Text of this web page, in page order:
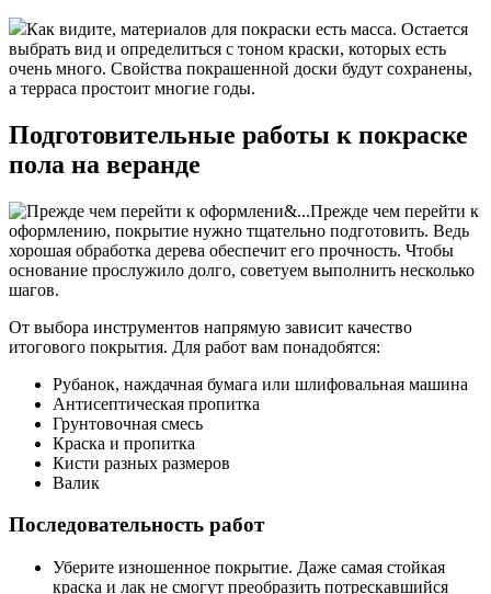
Как видите, материалов для покраски есть масса. Остается
выбрать вид и определиться с тоном краски, которых есть
очень много. Свойства покрашенной доски будут сохранены,
а терраса простоит многие годы.
Подготовительные работы к покраске
пола на веранде
Прежде чем перейти к
оформлению, покрытие нужно тщательно подготовить. Ведь
хорошая обработка дерева обеспечит его прочность. Чтобы
основание прослужило долго, советуем выполнить несколько
шагов.
От выбора инструментов напрямую зависит качество
итогового покрытия. Для работ вам понадобятся:
Рубанок, наждачная бумага или шлифовальная машина
Антисептическая пропитка
Грунтовочная смесь
Краска и пропитка
Кисти разных размеров
Валик
Последовательность работ
Уберите изношенное покрытие. Даже самая стойкая
краска и лак не смогут преобразить потрескавшийся